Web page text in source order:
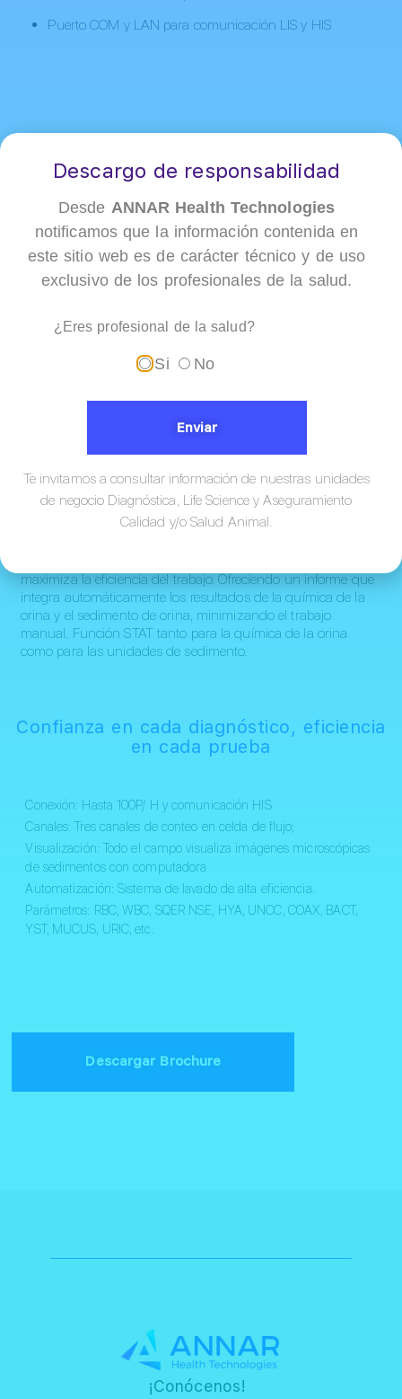
Puerto COM y LAN para comunicación LIS y HIS
Resultados rápidos con imágenes claras
maximiza la eficiencia del trabajo. Ofreciendo un informe que
integra automáticamente los resultados de la química de la
orina y el sedimento de orina, minimizando el trabajo
manual. Función STAT tanto para la química de la orina
como para las unidades de sedimento.
Confianza en cada diagnóstico, eficiencia
en cada prueba
Conexión: Hasta 100Р/ H y comunicación HIS
Canales: Tres canales de conteo en celda de flujo;
Visualización: Todo el campo visualiza imágenes microscópicas
de sedimentos con computadora
Automatización: Sistema de lavado de alta eficiencia.
Parámetros: RBC, WBC, SQER NSE, HYA, UNCC, COAX, BACT,
YST, MUCUS, URIC, etc.
Descargar Brochure
¡Conócenos!
Descargo de responsabilidad
Desde ANNAR Health Technologies
notificamos que la información contenida en
este sitio web es de carácter técnico y de uso
exclusivo de los profesionales de la salud.
¿Eres profesional de la salud?
Si No
Enviar
Te invitamos a consultar información de nuestras unidades
de negocio Diagnóstica, Life Science y Aseguramiento
Calidad y/o Salud Animal.